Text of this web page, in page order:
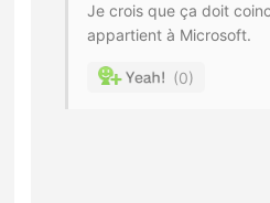
Je crois que ça doit
appartient à Microsoft.
0